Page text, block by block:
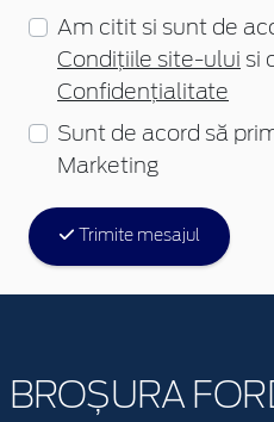
Am citit si sunt de
Condițiile site-ului si
Confidențialitate
Sunt de acord să
Marketing
Trimite mesajul
BROȘURA